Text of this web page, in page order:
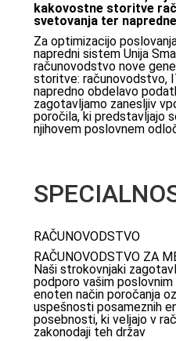
kakovostne storitve
svetovanja ter
Za optimizacijo
napredni sistem Unija
računovodstvo nove
storitve: računovodstvo,
napredno obdelavo
zagotavljamo zanesljiv
poročila, ki predstavljajo
njihovem poslovnem
RAČUNOVODSTVO
RAČUNOVODSTVO ZA
Naši strokovnjaki
podporo vašim
enoten način poročanja
uspešnosti posameznih
posebnosti, ki veljajo v
zakonodaji teh držav